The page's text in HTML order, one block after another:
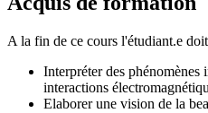
A la fin de ce cours l'étudiant.e
Interpréter des
interactions
Elaborer une vision de la